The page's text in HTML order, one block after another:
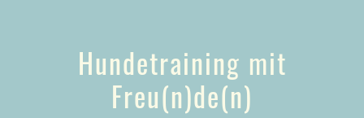
Hundetraining mit
Freu(n)de(n)